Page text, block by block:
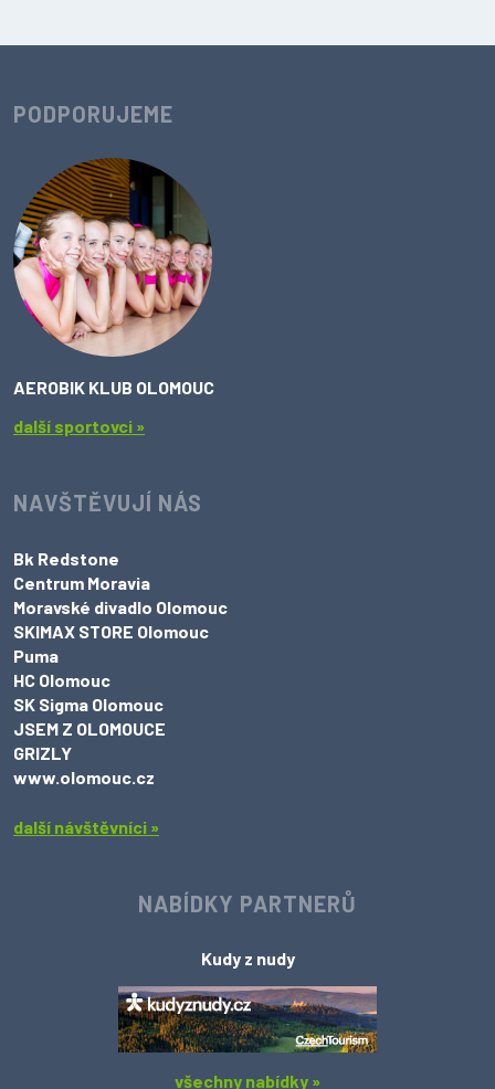
PODPORUJEME
AEROBIK KLUB OLOMOUC
další sportovci »
NAVŠTĚVUJÍ NÁS
Bk Redstone
Centrum Moravia
Moravské divadlo Olomouc
SKIMAX STORE Olomouc
Puma
HC Olomouc
SK Sigma Olomouc
JSEM Z OLOMOUCE
GRIZLY
www.olomouc.cz
další návštěvníci »
NABÍDKY PARTNERŮ
Kudy z nudy
všechny nabídky »